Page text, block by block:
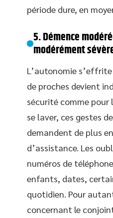
période dure, en
5. Démence
modérément
L’autonomie
de proches devient
sécurité comme pour
se laver, ces gestes
demandent de plus
d’assistance. Les
numéros de
enfants, dates,
quotidien. Pour
concernant le